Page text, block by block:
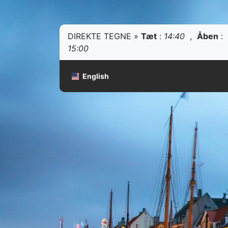
DIREKTE TEGNE » Tæt : 14:40 , Åben :
15:00
English